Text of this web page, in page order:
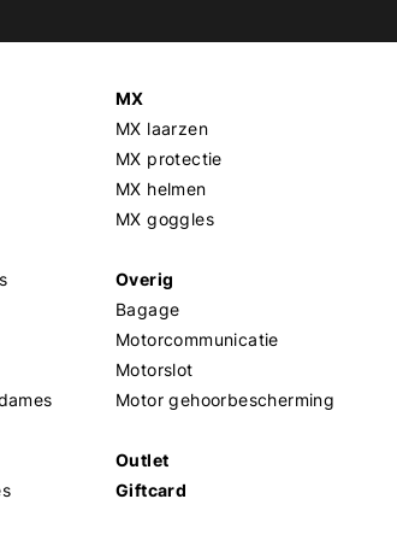
MX
MX laarzen
MX protectie
MX helmen
MX goggles
Overig
Bagage
Motorcommunicatie
Motorslot
Motor gehoorbescherming
Outlet
Giftcard